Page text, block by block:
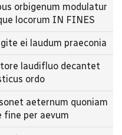
orbigenum modulatur
locorum IN FINES
ei laudum praeconia
laudifluo decantet
ordo
aeternum quoniam
fine per aevum